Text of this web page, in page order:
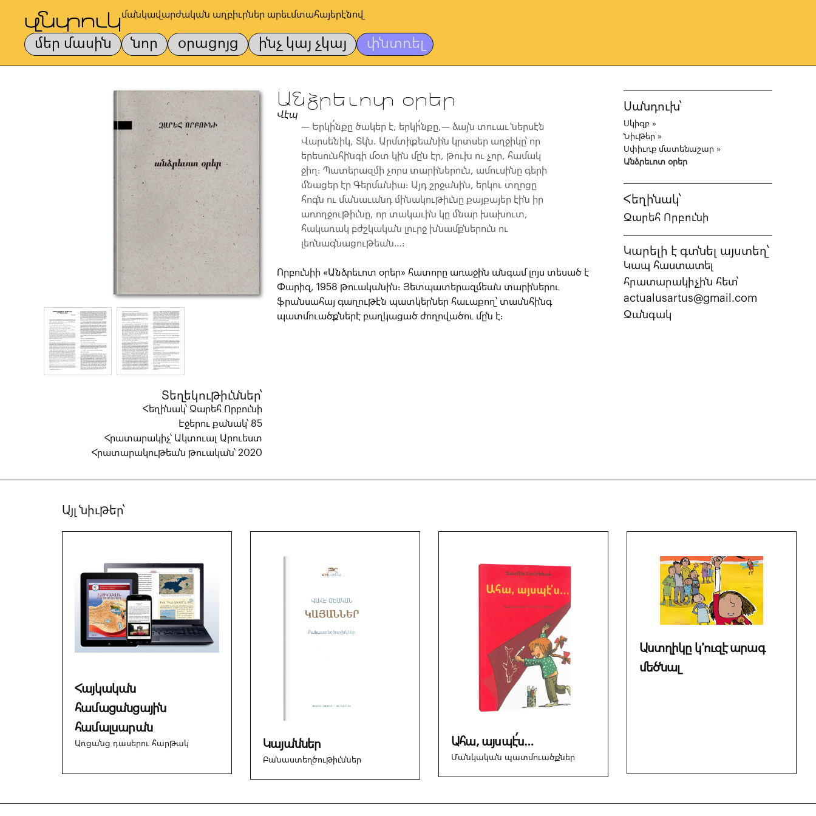
մանկավարժական աղբիւրներ արեւմտահայերէնով
մեր մասին նոր օրացոյց ինչ կայ չկայ փնտռել
Տեղեկութիւններ՝
Հեղինակ՝ Զարեհ Որբունի
Էջերու քանակ՝ 85
Հրատարակիչ՝ Ակտուալ Արուեստ
Հրատարակութեան թուական՝ 2020
Անձրեւոտ օրեր
Վէպ
— Երկի՛նքը ծակեր է, երկի՛նքը,— ձայն տուաւ ներսէն
Վարսենիկ, Տկն. Արմտիքեանին կրտսեր աղջիկը՝ որ
երեսունհինգի մօտ կին մըն էր, թուխ ու չոր, համակ
ջիղ։ Պատերազմի չորս տարիներուն, ամուսինը գերի
մնացեր էր Գերմանիա։ Այդ շրջանին, երկու տղոցը
հոգն ու մանաւանդ մինակութիւնը քայքայեր էին իր
առողջութիւնը, որ տակաւին կը մնար խախուտ,
հակառակ բժշկական լուրջ խնամքներուն ու
լեռնագնացութեան…։
Որբունիի «Անձրեւոտ օրեր» հատորը առաջին անգամ լոյս տեսած է
Փարիզ, 1958 թուականին։ Յետպատերազմեան տարիներու
ֆրանսահայ գաղութէն պատկերներ հաւաքող՝ տասնհինգ
պատմուածքներէ բաղկացած ժողովածու մըն է։
Սանդուխ՝
Սկիզբ »
Նիւթեր »
Սփիւռք մատենաշար »
Անձրեւոտ օրեր
Հեղինակ՝
Զարեհ Որբունի
Կարելի է գտնել այստեղ՝
Կապ հաստատել
հրատարակիչին հետ՝
actualusartus@gmail.com
Զանգակ
Այլ նիւթեր՝
Հայկական
համացանցային
համալսարան
Առցանց դասերու հարթակ Կայաններ
Բանաստեղծութիւններ
Ահա, այսպէ՛ս…
Մանկական պատմուածքներ
Աստղիկը կ՚ուզէ արագ
մեծնալ